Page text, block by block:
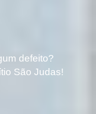
defeito?
São Judas!